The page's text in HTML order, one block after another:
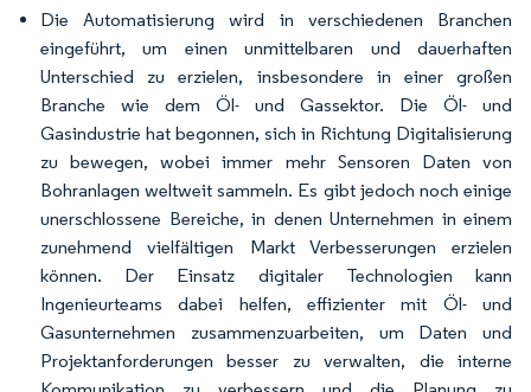
Die Automatisierung wird in verschiedenen Branchen
eingeführt, um einen unmittelbaren und dauerhaften
Unterschied zu erzielen, insbesondere in einer großen
Branche wie dem Öl- und Gassektor. Die Öl- und
Gasindustrie hat begonnen, sich in Richtung Digitalisierung
zu bewegen, wobei immer mehr Sensoren Daten von
Bohranlagen weltweit sammeln. Es gibt jedoch noch einige
unerschlossene Bereiche, in denen Unternehmen in einem
zunehmend vielfältigen Markt Verbesserungen erzielen
können. Der Einsatz digitaler Technologien kann
Ingenieurteams dabei helfen, effizienter mit Öl- und
Gasunternehmen zusammenzuarbeiten, um Daten und
Projektanforderungen besser zu verwalten, die interne